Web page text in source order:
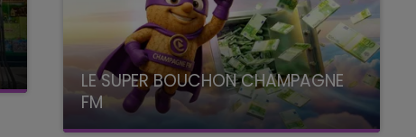
LE SUPER BOUCHON CHAMPAGNE
FM
avec La Famille Champagne FM, à 8H10